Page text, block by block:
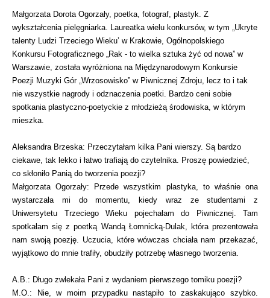
Małgorzata Dorota Ogorzały, poetka, fotograf, plastyk. Z
wykształcenia pielęgniarka. Laureatka wielu konkursów, w tym „Ukryte
talenty Ludzi Trzeciego Wieku’ w Krakowie, Ogólnopolskiego
Konkursu Fotograficznego „Rak - to wielka sztuka żyć od nowa” w
Warszawie, została wyróżniona na Międzynarodowym Konkursie
Poezji Muzyki Gór „Wrzosowisko” w Piwnicznej Zdroju, lecz to i tak
nie wszystkie nagrody i odznaczenia poetki. Bardzo ceni sobie
spotkania plastyczno-poetyckie z młodzieżą środowiska, w którym
mieszka.
Aleksandra Brzeska: Przeczytałam kilka Pani wierszy. Są bardzo
ciekawe, tak lekko i łatwo trafiają do czytelnika. Proszę powiedzieć,
co skłoniło Panią do tworzenia poezji?
Małgorzata Ogorzały: Przede wszystkim plastyka, to właśnie ona
wystarczała mi do momentu, kiedy wraz ze studentami z
Uniwersytetu Trzeciego Wieku pojechałam do Piwnicznej. Tam
spotkałam się z poetką Wandą Łomnicką-Dulak, która prezentowała
nam swoją poezję. Uczucia, które wówczas chciała nam przekazać,
wyjątkowo do mnie trafiły, obudziły potrzebę własnego tworzenia.
A.B.: Długo zwlekała Pani z wydaniem pierwszego tomiku poezji?
M.O.: Nie, w moim przypadku nastąpiło to zaskakująco szybko.